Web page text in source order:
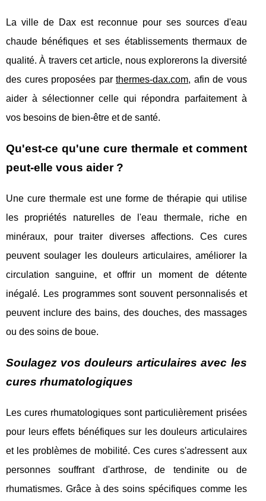
La ville de Dax est reconnue pour ses sources d'eau
chaude bénéfiques et ses établissements thermaux de
qualité. À travers cet article, nous explorerons la diversité
des cures proposées parthermes-dax.com, afin de vous
aider à sélectionner celle qui répondra parfaitement à
vos besoins de bien-être et de santé.
Qu'est-ce qu'une cure thermale et comment
peut-elle vous aider ?
Une cure thermale est une forme de thérapie qui utilise
les propriétés naturelles de l'eau thermale, riche en
minéraux, pour traiter diverses affections. Ces cures
peuvent soulager les douleurs articulaires, améliorer la
circulation sanguine, et offrir un moment de détente
inégalé. Les programmes sont souvent personnalisés et
peuvent inclure des bains, des douches, des massages
ou des soins de boue.
Soulagez vos douleurs articulaires avec les
cures rhumatologiques
Les cures rhumatologiques sont particulièrement prisées
pour leurs effets bénéfiques sur les douleurs articulaires
et les problèmes de mobilité. Ces cures s'adressent aux
personnes souffrant d'arthrose, de tendinite ou de
rhumatismes. Grâce à des soins spécifiques comme les